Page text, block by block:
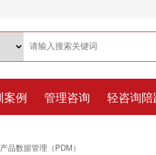
案例 管理咨询 轻咨询陪
产品数据管理（PDM）